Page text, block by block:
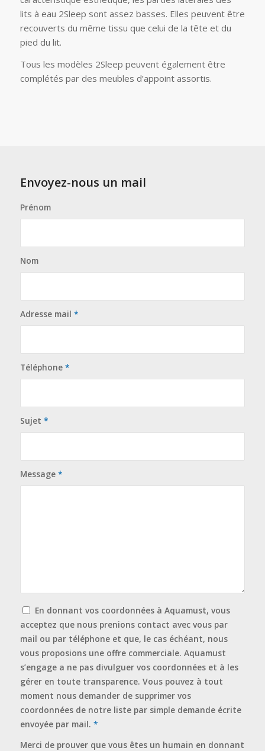
lits à eau 2Sleep sont assez basses. Elles peuvent être
recouverts du même tissu que celui de la tête et du
pied du lit.
Tous les modèles 2Sleep peuvent également être
complétés par des meubles d’appoint assortis.
Envoyez-nous un mail
Prénom
Nom
Adresse mail *
Téléphone *
Sujet *
Message *
En donnant vos coordonnées à Aquamust, vous
acceptez que nous prenions contact avec vous par
mail ou par téléphone et que, le cas échéant, nous
vous proposions une offre commerciale. Aquamust
s’engage a ne pas divulguer vos coordonnées et à les
gérer en toute transparence. Vous pouvez à tout
moment nous demander de supprimer vos
coordonnées de notre liste par simple demande écrite
envoyée par mail. *
Merci de prouver que vous êtes un humain en donnant